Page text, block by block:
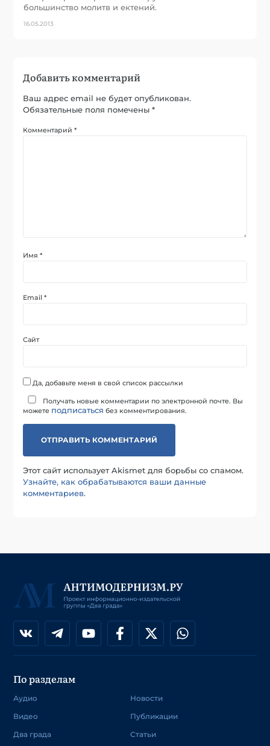
большинство молитв и ектений.
16.05.2013
Добавить комментарий
Ваш адрес email не будет опубликован.
Обязательные поля помечены*
Комментарий*
Имя*
Email*
Сайт
Да, добавьте меня в свой список рассылки
Получать новые комментарии по электронной почте. Вы
можете подписаться без комментирования.
Этот сайт использует Akismet для борьбы со спамом.
Узнайте, как обрабатываются ваши данные
комментариев.
По разделам
Аудио
Видео
Два града
Новости
Публикации
Статьи